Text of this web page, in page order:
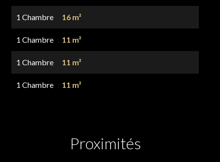
1 Chambre 16 m²
1 Chambre 11 m²
1 Chambre 11 m²
1 Chambre 11 m²
Proximités